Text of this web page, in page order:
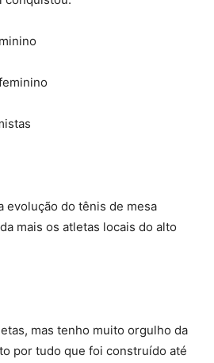
evolução do tênis de mesa
mais os atletas locais do alto
mas tenho muito orgulho da
por tudo que foi construído até